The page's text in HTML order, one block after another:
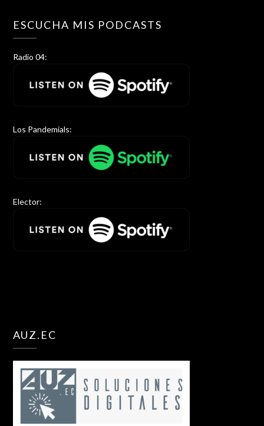
ESCUCHA MIS PODCASTS
Radio 04:
Los Pandemials:
Elector:
AUZ.EC